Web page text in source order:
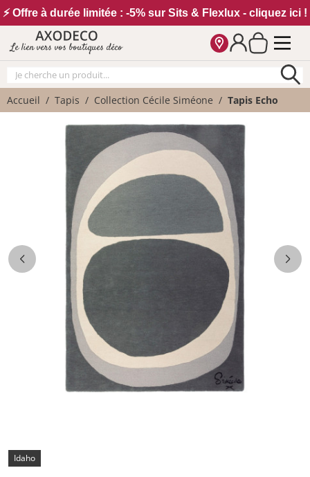
⚡ Offre à durée limitée : -5% sur Sits & Flexlux - cliquez ici !
Le lien vers vos boutiques déco
Accueil Tapis Collection Cécile Siméone Tapis Echo
Idaho
Vos paramètres cookies